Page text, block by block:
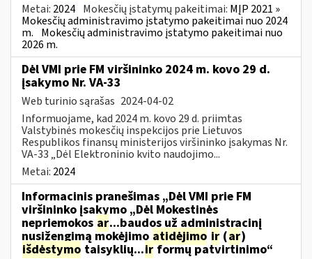
Metai: 2024 Mokesčių įstatymų pakeitimai: MĮP 2021 »
Mokesčių administravimo įstatymo pakeitimai nuo 2024
m. Mokesčių administravimo įstatymo pakeitimai nuo
2026 m.
Dėl VMI prie FM viršininko 2024 m. kovo 29 d.
įsakymo Nr. VA-33
Web turinio sąrašas 2024-04-02
Informuojame, kad 2024 m. kovo 29 d. priimtas
Valstybinės mokesčių inspekcijos prie Lietuvos
Respublikos finansų ministerijos viršininko įsakymas Nr.
VA-33 „Dėl Elektroninio kvito naudojimo...
Metai: 2024
Informacinis pranešimas „Dėl VMI prie FM
viršininko įsakymo „Dėl Mokestinės
nepriemokos ar...baudos už administracinį
nusižengimą mokėjimo atidėjimo ir (ar)
išdėstymo taisyklių...irformų patvirtinimo“